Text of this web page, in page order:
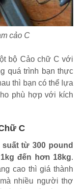
cảo C
bộ Cảo chữ C với
quá trình bạn thực
thì bạn có thể lựa
phù hợp với kích
C
từ 300 pound
đến hơn 18kg.
cao thì giá thành
nhiều người thợ